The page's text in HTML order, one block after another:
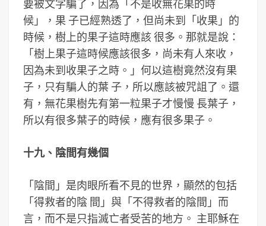
要被文字騙了，因為「不是收無花果的時
候」，果 子已經熟透了，但尚未到「收果」的
時候，樹上的果子這時應該 很多。那就是說：
「樹上果子這時候應該很多，尚未有人來收，
因為未到收果子之時。」何以這樹竟然沒有果
子，只有騙人的葉 子，所以應該被咒詛了。還
有，無花果樹先有第一粒果子才慢慢 長葉子，
所以有很多葉子的時候，應有很多果子。
十九、陰間有幾個
「陰間」是肉眼所看不見的世界，顯然的包括
「得救者的陰 間」與「不得救者的陰間」而
言，而不是只指滅亡者受苦的地方。 主耶穌在